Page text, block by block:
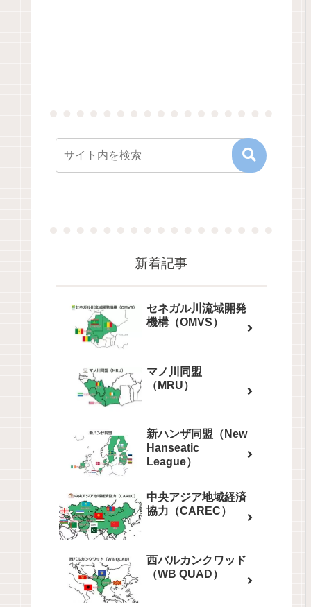
新着記事
セネガル川流域開発
機構（OMVS）
マノ川同盟
（MRU）
新ハンザ同盟（New
Hanseatic
League）
中央アジア地域経済
協力（CAREC）
西バルカンクワッド
（WB QUAD）